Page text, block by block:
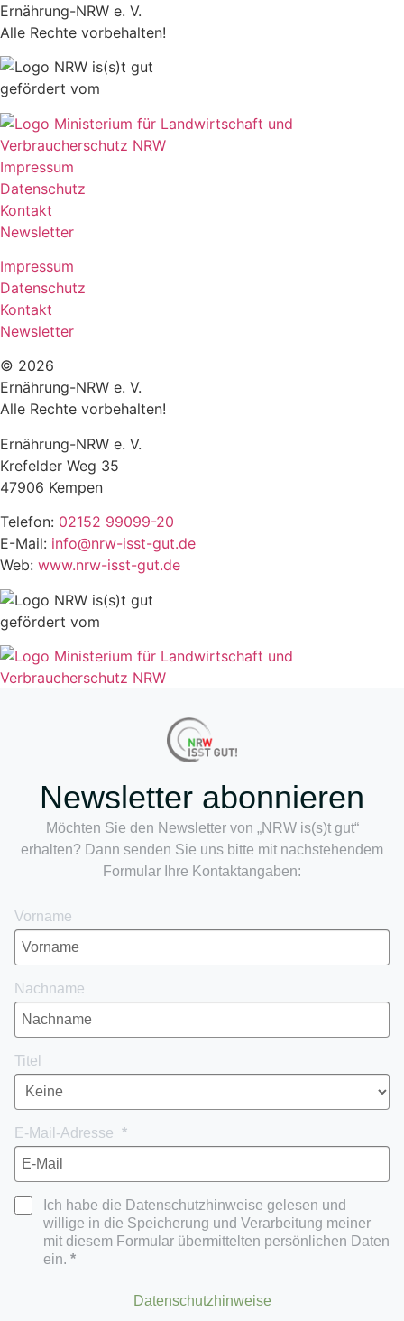
Ernährung-NRW e. V.
Alle Rechte vorbehalten!
gefördert vom
Impressum
Datenschutz
Kontakt
Newsletter
Impressum
Datenschutz
Kontakt
Newsletter
© 2026
Ernährung-NRW e. V.
Alle Rechte vorbehalten!
Ernährung-NRW e. V.
Krefelder Weg 35
47906 Kempen
Telefon: 02152 99099-20
E-Mail: info@nrw-isst-gut.de
Web: www.nrw-isst-gut.de
gefördert vom
Newsletter abonnieren
Möchten Sie den Newsletter von „NRW is(s)t gut“
erhalten? Dann senden Sie uns bitte mit nachstehendem
Formular Ihre Kontaktangaben:
Vorname
Nachname
Titel
E-Mail-Adresse
Ich habe die Datenschutzhinweise gelesen und
willige in die Speicherung und Verarbeitung meiner
mit diesem Formular übermittelten persönlichen Daten
ein.
Datenschutzhinweise